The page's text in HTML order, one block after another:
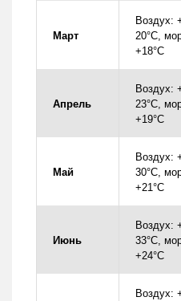
Март
Воздух:
20°C,
+18°C
Апрель
Воздух:
23°C,
+19°C
Май
Воздух:
30°C,
+21°C
Июнь
Воздух:
33°C,
+24°C
Воздух: